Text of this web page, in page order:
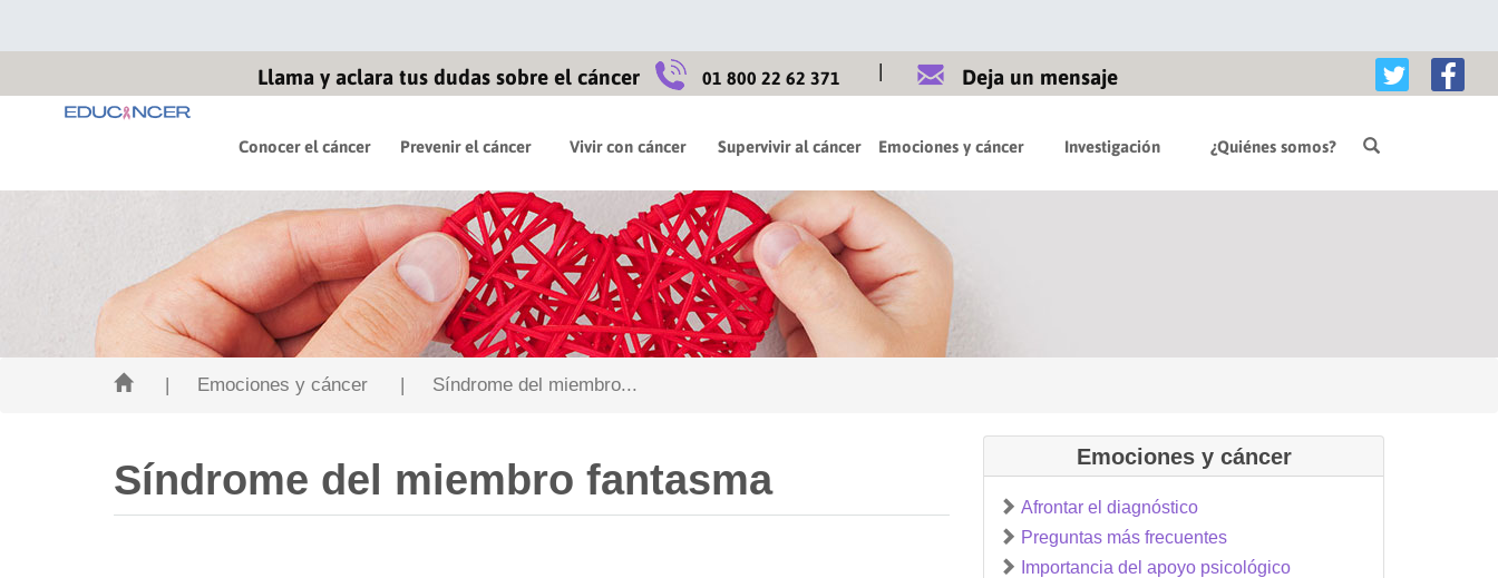
Llama y aclara tus dudas sobre el cáncer 01 800 22 62 371 | Deja un mensaje
Conocer el cáncer Prevenir el cáncer Vivir con cáncer Supervivir al cáncer Emociones y cáncer Investigación ¿Quiénes somos?
| Emociones y cáncer | Síndrome del miembro...
Síndrome del miembro fantasma
Emociones y cáncer
Afrontar el diagnóstico
Preguntas más frecuentes
Importancia del apoyo psicológico